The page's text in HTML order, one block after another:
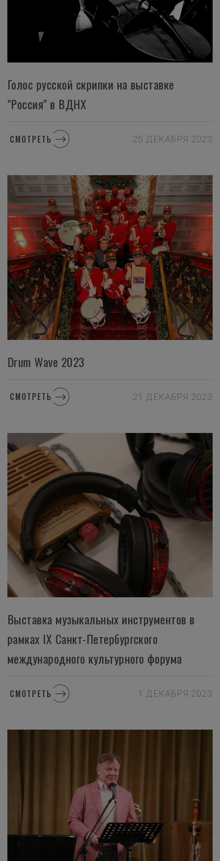
Голос русской скрипки на выставке
"Россия" в ВДНХ
СМОТРЕТЬ 25 ДЕКАБРЯ 2023
Drum Wave 2023
СМОТРЕТЬ 21 ДЕКАБРЯ 2023
Выставка музыкальных инструментов в
рамках IX Санкт-Петербургского
международного культурного форума
СМОТРЕТЬ 1 ДЕКАБРЯ 2023